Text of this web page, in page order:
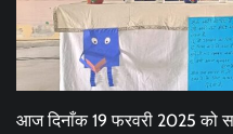
आज दिनाँक 19 फरवरी 2025 को